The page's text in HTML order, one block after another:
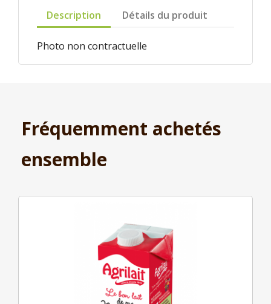
Description Détails du produit
Photo non contractuelle
Fréquemment achetés
ensemble